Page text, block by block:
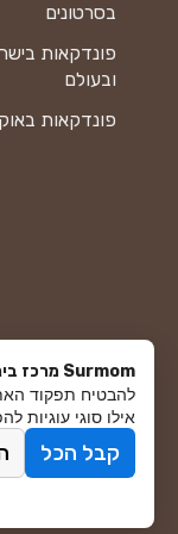
בסרטונים
פונדקאות
ובעולם
פונדקאות
© סורמום All Rights Reserved 2026
Surmom מרכז בינלאומי לפונדקאות
להבטיח תפקוד
אילו סוגי עוגיות
קבל הכל